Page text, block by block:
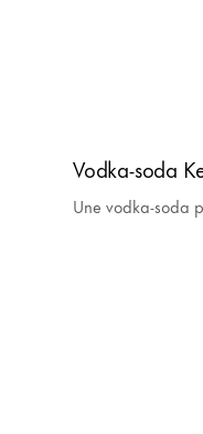
Vodka-soda
Une vodka-soda